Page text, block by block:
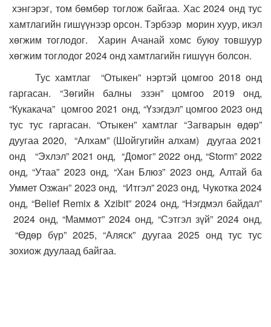
хэнгэрэг, том бөмбөр тоглож байгаа. Хас 2024 онд тус
хамтлагийн гишүүнээр орсон. Тэрбээр морин хуур, икэл
хөгжим тоглодог. Харин Ачанай хомс буюу товшуур
хөгжим тоглодог 2024 онд хамтлагийн гишүүн болсон.
Тус хамтлаг “Отыкен” нэртэй цомгоо 2018 онд
гаргасан. “Зөгийн балны эзэн” цомгоо 2019 онд,
“Кукакача” цомгоо 2021 онд, “Үзэгдэл” цомгоо 2023 онд
тус тус гаргасан. “Отыкен” хамтлаг “Загварын өдөр”
дуугаа 2020, “Алхам” (Шойгугийн алхам) дуугаа 2021
онд “Эхлэл” 2021 онд, “Домог” 2022 онд, “Storm” 2022
онд, “Утаа” 2023 онд, “Хан Блюз” 2023 онд, Алтай ба
Уммет Озжан” 2023 онд, “Итгэл” 2023 онд, Чукотка 2024
онд, “Belief Remix & Xzibit” 2024 онд, “Нэгдмэл байдал”
2024 онд, “Маммот” 2024 онд, “Сэтгэл зүй” 2024 онд,
“Өдөр бүр” 2025, “Аляск” дуугаа 2025 онд тус тус
зохиож дуулаад байгаа.